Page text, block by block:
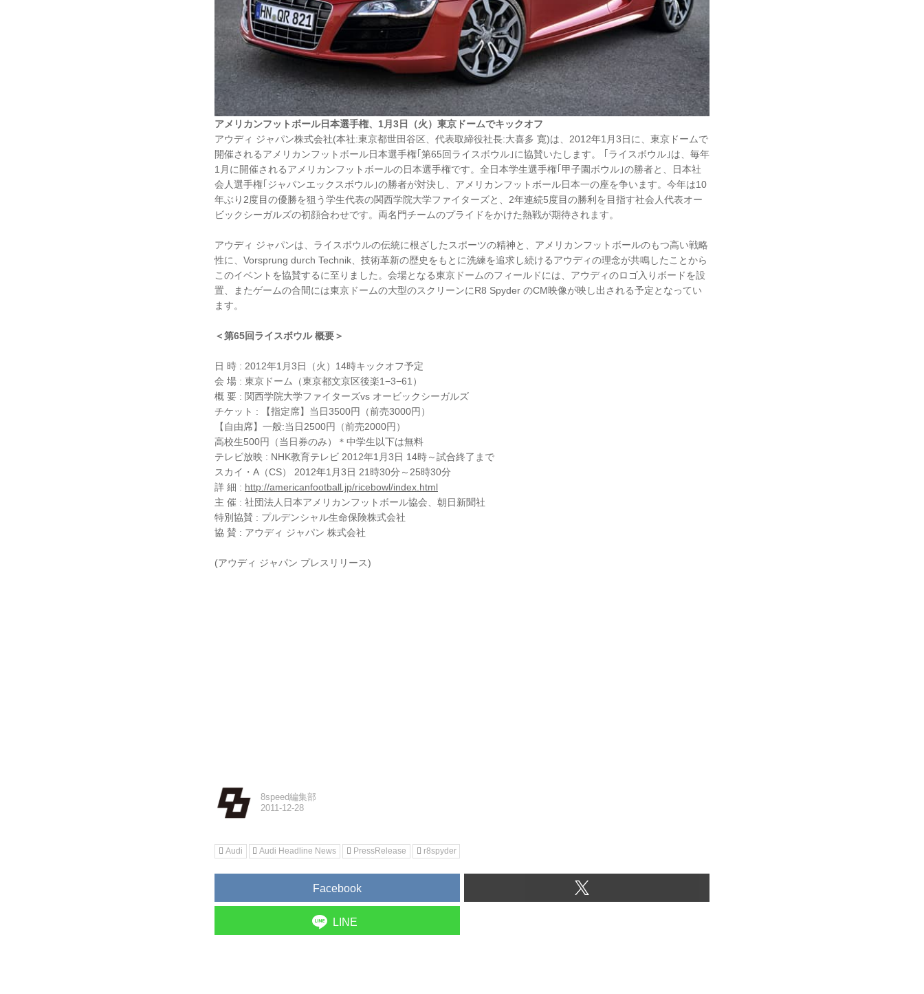
アメリカンフットボール日本選手権、1月3日（火）東京ドームでキックオフ
アウディ ジャパン株式会社(本社:東京都世田谷区、代表取締役社長:大喜多 寛)は、2012年1月3日に、東京ドームで
開催されるアメリカンフットボール日本選手権｢第65回ライスボウル｣に協賛いたします。 ｢ライスボウル｣は、毎年
1月に開催されるアメリカンフットボールの日本選手権です。全日本学生選手権｢甲子園ボウル｣の勝者と、日本社
会人選手権｢ジャパンエックスボウル｣の勝者が対決し、アメリカンフットボール日本一の座を争います。今年は10
年ぶり2度目の優勝を狙う学生代表の関西学院大学ファイターズと、2年連続5度目の勝利を目指す社会人代表オー
ビックシーガルズの初顔合わせです。両名門チームのプライドをかけた熱戦が期待されます。
アウディ ジャパンは、ライスボウルの伝統に根ざしたスポーツの精神と、アメリカンフットボールのもつ高い戦略
性に、Vorsprung durch Technik、技術革新の歴史をもとに洗練を追求し続けるアウディの理念が共鳴したことから
このイベントを協賛するに至りました。会場となる東京ドームのフィールドには、アウディのロゴ入りボードを設
置、またゲームの合間には東京ドームの大型のスクリーンにR8 Spyder のCM映像が映し出される予定となってい
ます。
＜第65回ライスボウル 概要＞
日 時 : 2012年1月3日（火）14時キックオフ予定
会 場 : 東京ドーム（東京都文京区後楽1−3−61）
概 要 : 関西学院大学ファイターズvs オービックシーガルズ
チケット : 【指定席】当日3500円（前売3000円）
【自由席】一般:当日2500円（前売2000円）
高校生500円（当日券のみ）＊中学生以下は無料
テレビ放映 : NHK教育テレビ 2012年1月3日 14時～試合終了まで
スカイ・A（CS） 2012年1月3日 21時30分～25時30分
詳 細 : http://americanfootball.jp/ricebowl/index.html
主 催 : 社団法人日本アメリカンフットボール協会、朝日新聞社
特別協賛 : プルデンシャル生命保険株式会社
協 賛 : アウディ ジャパン 株式会社
(アウディ ジャパン プレスリリース)
8speed編集部
Audi Audi Headline News PressRelease r8spyder
Facebook
LINE